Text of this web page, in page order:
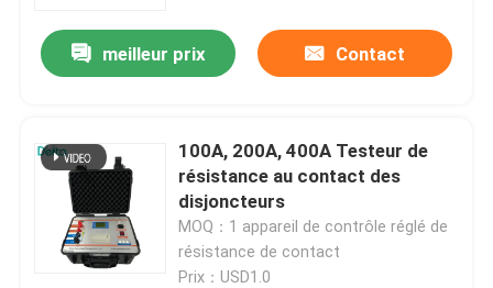
À la maison
Vidéos
À propos de nous
meilleur prix Contact
100A, 200A, 400A Testeur de
résistance au contact des
disjoncteurs
MOQ：1 appareil de contrôle réglé de
résistance de contact
Prix：USD1.0